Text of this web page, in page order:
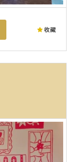
收藏